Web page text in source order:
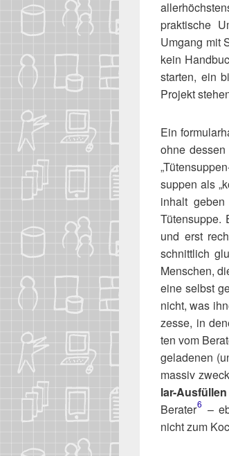
prak­ti­sche
Umgang mit
kein
star­ten, ein
Pro­jekt
Ein
ohne
sup­pen als
in­halt
Tüten­sup­pe.
und erst
schnitt­lich
Men­schen,
eine selbst
nicht, was
zes­se, in
ten vom
gela­de­nen
mas­siv
lar-
Berater​6 –
nicht zum